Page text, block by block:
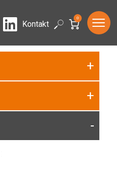
LinkedIn
Kontakt Search
0
+
+
-